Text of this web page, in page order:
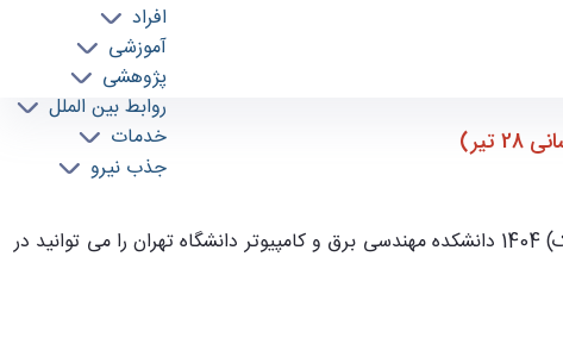
افراد
آموزشی
پژوهشی
روابط بین الملل
خدمات
جذب نیرو
برنامه زمان بندی جدید مصاحبه داوطلبان دکتری (هر داوطلب به تفکیک) 1404 دانشکده مهندسی برق و کامپیوتر دانشگاه تهران را می توانید در